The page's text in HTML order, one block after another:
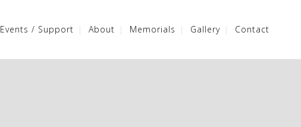
Events / Support About Memorials Gallery Contact